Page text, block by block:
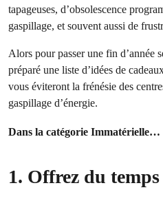
tapageuses, d’obsolescence
gaspillage, et souvent aussi de
Alors pour passer une fin d’année
préparé une liste d’idées de
vous éviteront la frénésie des
gaspillage d’énergie.
Dans la catégorie Immatérielle…
1. Offrez du temps